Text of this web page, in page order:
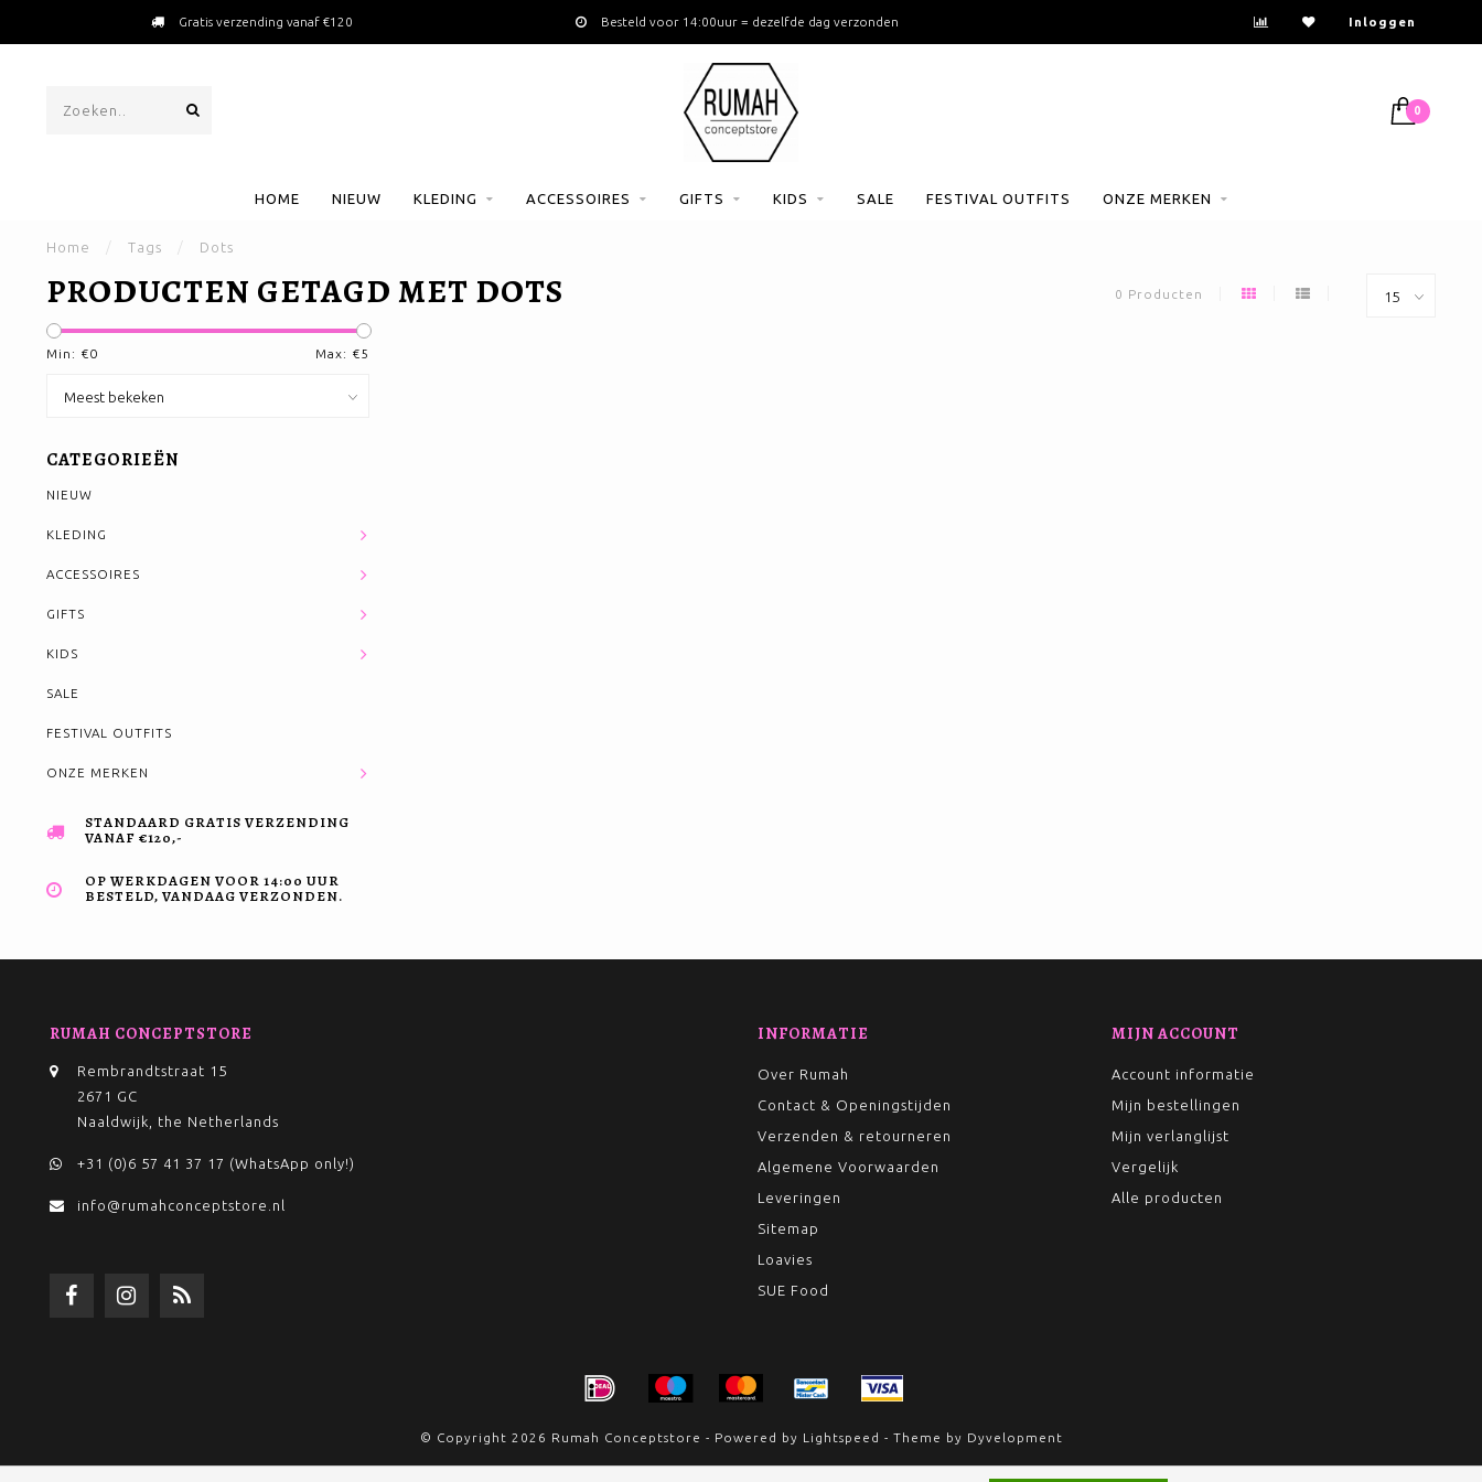
Gratis verzending vanaf €120 Besteld voor 14:00uur = dezelfde dag verzonden Inloggen
0
HOME NIEUW KLEDING ACCESSOIRES GIFTS KIDS SALE FESTIVAL OUTFITS ONZE MERKEN
Home / Tags / Dots
PRODUCTEN GETAGD MET DOTS 0 Producten
Min: €0 Max: €5
CATEGORIEËN
NIEUW
KLEDING
ACCESSOIRES
GIFTS
KIDS
SALE
FESTIVAL OUTFITS
ONZE MERKEN
STANDAARD GRATIS VERZENDING
VANAF €120,-
OP WERKDAGEN VOOR 14:00 UUR
BESTELD, VANDAAG VERZONDEN.
RUMAH CONCEPTSTORE
Rembrandtstraat 15
2671 GC
Naaldwijk, the Netherlands
+31 (0)6 57 41 37 17 (WhatsApp only!)
info@rumahconceptstore.nl
INFORMATIE
Over Rumah
Contact & Openingstijden
Verzenden & retourneren
Algemene Voorwaarden
Leveringen
Sitemap
Loavies
SUE Food
MIJN ACCOUNT
Account informatie
Mijn bestellingen
Mijn verlanglijst
Vergelijk
Alle producten
© Copyright 2026 Rumah Conceptstore - Powered by Lightspeed - Theme by Dyvelopment